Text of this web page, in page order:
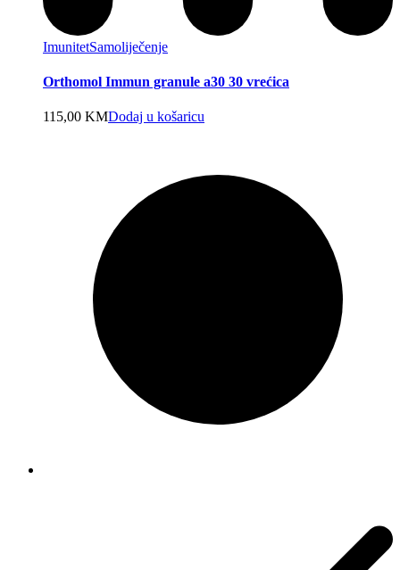
ImunitetSamoliječenje
Orthomol Immun granule a30 30 vrećica
115,00 KMDodaj u košaricu